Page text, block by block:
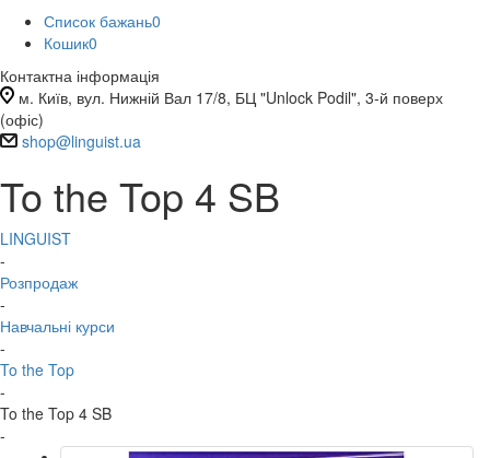
Список бажань0
Кошик0
Контактна інформація
м. Київ, вул. Нижній Вал 17/8, БЦ "Unlock Podil", 3-й поверх
(офіс)
shop@linguist.ua
To the Top 4 SB
LINGUIST
-
Розпродаж
-
Навчальні курси
-
To the Top
-
To the Top 4 SB
-